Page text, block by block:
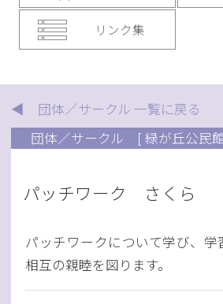
リンク集
◀ 団体／サークル 一覧に戻る
団体／サークル
[ 緑が丘公民
パッチワーク さくら
パッチワークについて学び、学
相互の親睦を図ります。